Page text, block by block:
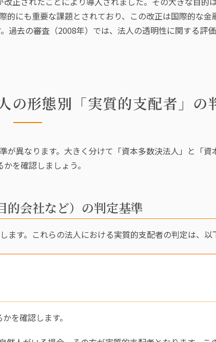
にも重要な課題とされており、この改正は国際的な金
過去の審査（2008年）では、法人の透明性に関する評
の形態別「実質的支配者」の
異なります。大きく分けて「資本多数決法人」と「資
を確認しましょう。
的会社など）の判定基準
す。これらの法人における実質的支配者の判定は、以
を確認します。